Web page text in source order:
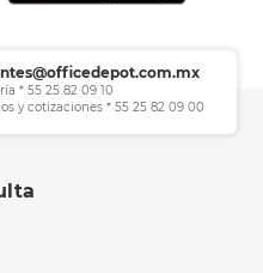
* 55 25 82 09 10
y cotizaciones * 55 25 82 09 00